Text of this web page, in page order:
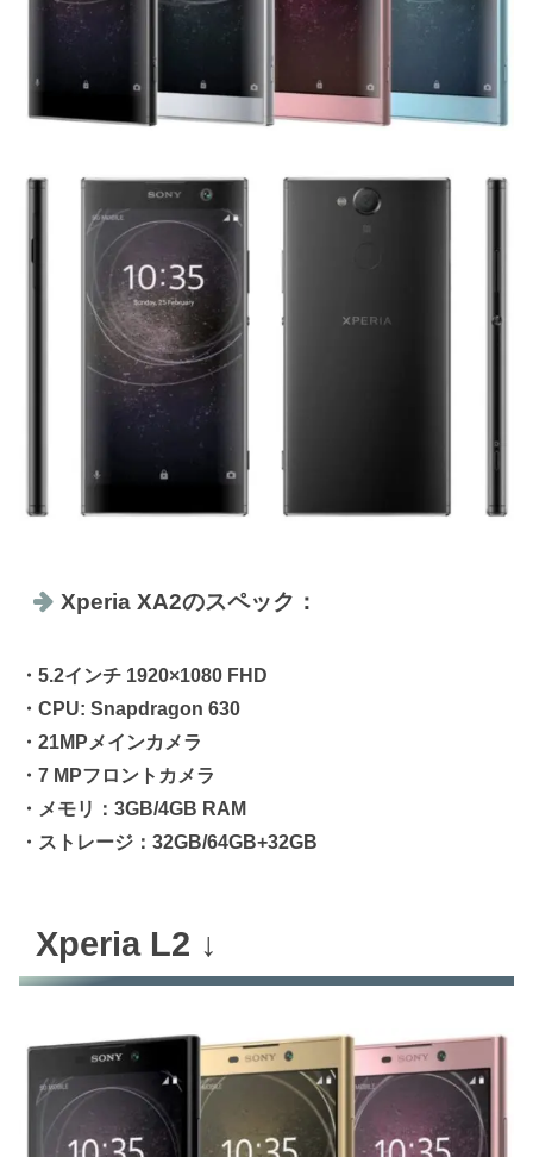
Xperia XA2のスペック：
・5.2インチ 1920×1080 FHD
・CPU: Snapdragon 630
・21MPメインカメラ
・7 MPフロントカメラ
・メモリ：3GB/4GB RAM
・ストレージ：32GB/64GB+32GB
Xperia L2 ↓